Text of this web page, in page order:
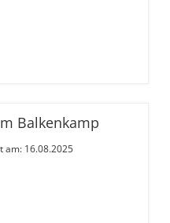
Balkenkamp
am: 16.08.2025